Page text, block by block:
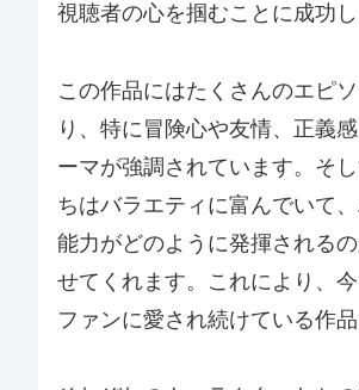
視聴者の心を掴むことに成功し
この作品にはたくさんのエピ
り、特に冒険心や友情、正義
ーマが強調されています。そ
ちはバラエティに富んでいて
能力がどのように発揮される
せてくれます。これにより、
ファンに愛され続けている作品